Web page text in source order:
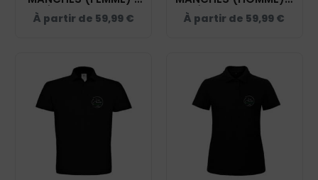
LES ÉCURIES D'ELENDIL
- NOIR - K6114
À partir de 59,99 €
LES ÉCURIES D'ELENDIL
- NOIR - K6113
À partir de 59,99 €